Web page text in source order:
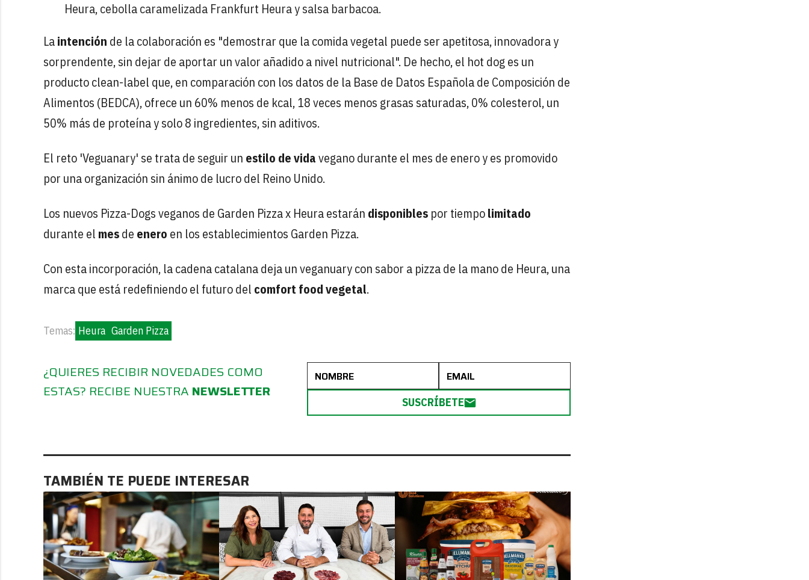
Heura, cebolla caramelizada Frankfurt Heura y salsa barbacoa.
Laintención de la colaboración es "demostrar que la comida vegetal puede ser apetitosa, innovadora y
sorprendente, sin dejar de aportar un valor añadido a nivel nutricional". De hecho, el hot dog es un
producto clean-label que, en comparación con los datos de la Base de Datos Española de Composición de
Alimentos (BEDCA), ofrece un 60% menos de kcal, 18 veces menos grasas saturadas, 0% colesterol, un
50% más de proteína y solo 8 ingredientes, sin aditivos.
El reto 'Veguanary' se trata de seguir un estilo de vidavegano durante el mes de enero y es promovido
por una organización sin ánimo de lucro del Reino Unido.
Los nuevos Pizza-Dogs veganos de Garden Pizza x Heura estarán disponibles por tiempolimitado
durante el mesde enero en los establecimientos Garden Pizza.
Con esta incorporación, la cadena catalana deja un veganuary con sabor a pizza de la mano de Heura, una
marca que está redefiniendo el futuro del comfort food vegetal.
Temas: Heura Garden Pizza
¿QUIERES RECIBIR NOVEDADES COMO
ESTAS? RECIBE NUESTRA NEWSLETTER
SUSCRÍBETE
TAMBIÉN TE PUEDE INTERESAR